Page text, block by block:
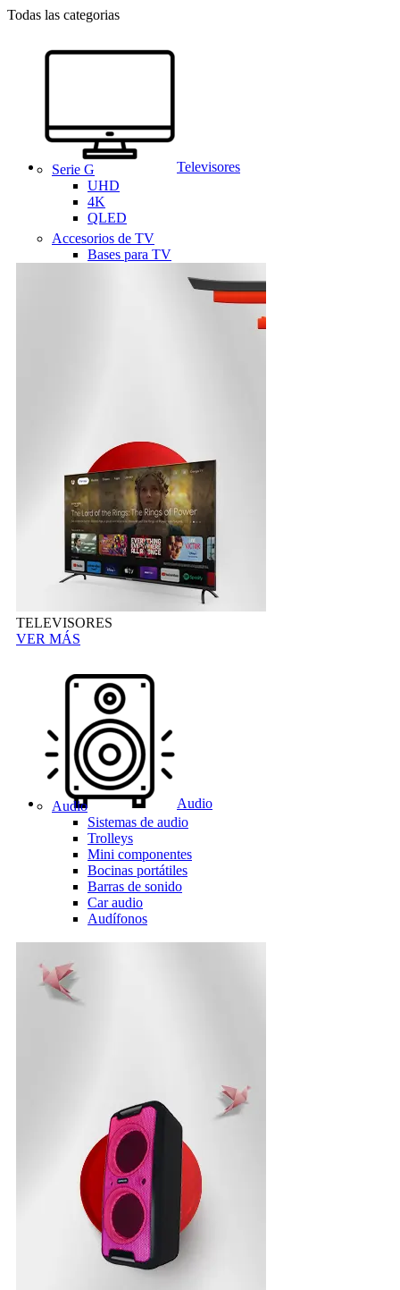
Todas las categorias
Televisores
Serie G
UHD
4K
QLED
Accesorios de TV
Bases para TV
TELEVISORES
VER MÁS
Audio
Audio
Sistemas de audio
Trolleys
Mini componentes
Bocinas portátiles
Barras de sonido
Car audio
Audífonos